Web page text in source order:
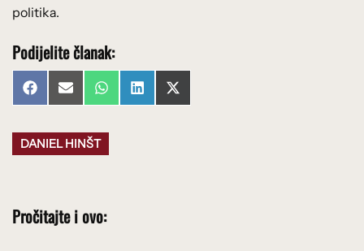
politika.
Podijelite članak:
Share
on
FacebookShare
on
Email Share
on
WhatsAppShare
on
LinkedInShare
on
X
(Twitter)
DANIEL HINŠT
Pročitajte i ovo: